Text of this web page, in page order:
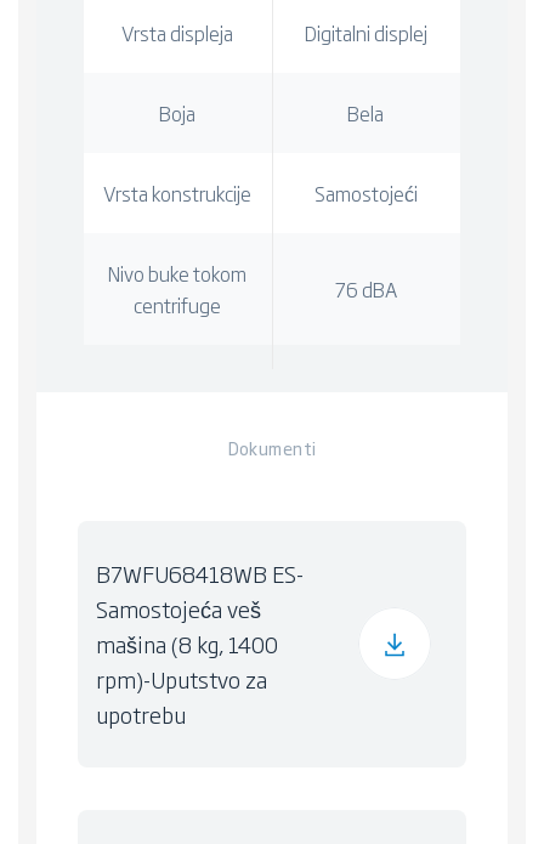
Vrsta displeja Digitalni displej
Boja Bela
Vrsta konstrukcije Samostojeći
Nivo buke tokom
centrifuge
76 dBA
Dokumenti
B7WFU68418WB ES-
Samostojeća veš
mašina (8 kg, 1400
rpm)-Uputstvo za
upotrebu